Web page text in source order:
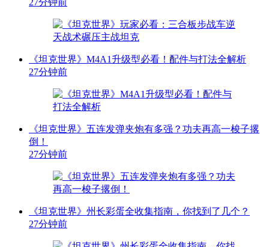
27分钟前
《坦克世界》M4A1升级型必看！配件与打法全解析
27分钟前
《坦克世界》五连发弹夹炮有多强？功夫再高一梭子撂
倒！
27分钟前
《坦克世界》州长彩蛋全收集指南，你找到了几个？
27分钟前